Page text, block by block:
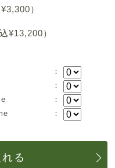
）
¥13,200）
：
：
：
：
る